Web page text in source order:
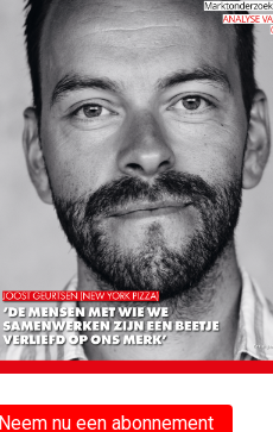
Neem nu een abonnement